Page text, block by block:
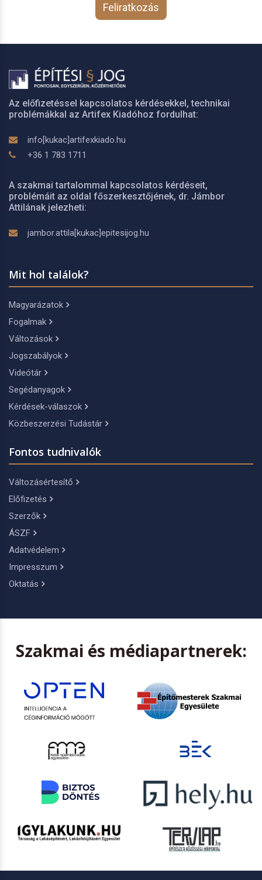
Feliratkozás
Az előfizetéssel kapcsolatos kérdésekkel, technikai
problémákkal az Artifex Kiadóhoz fordulhat:
info[kukac]artifexkiado.hu
+36 1 783 1711
A szakmai tartalommal kapcsolatos kérdéseit,
problémáit az oldal főszerkesztőjének, dr. Jámbor
Attilának jelezheti:
jambor.attila[kukac]epitesijog.hu
Mit hol találok?
Magyarázatok
Fogalmak
Változások
Jogszabályok
Videótár
Segédanyagok
Kérdések-válaszok
Közbeszerzési Tudástár
Fontos tudnivalók
Változásértesítő
Előfizetés
Szerzők
ÁSZF
Adatvédelem
Impresszum
Oktatás
Szakmai és médiapartnerek: